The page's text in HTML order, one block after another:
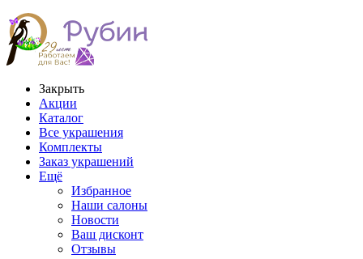
Закрыть
Акции
Каталог
Все украшения
Комплекты
Заказ украшений
Ещё
Избранное
Наши салоны
Новости
Ваш дисконт
Отзывы